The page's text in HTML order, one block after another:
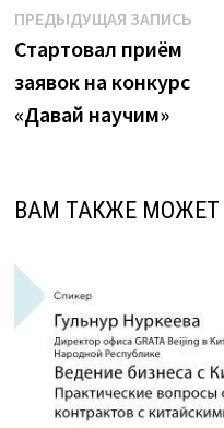
Навигация
по
записям
ПРЕДЫДУЩАЯ ЗАПИСЬ
Стартовал приём
заявок на конкурс
«Давай научим»
ВАМ ТАКЖЕ МОЖЕТ